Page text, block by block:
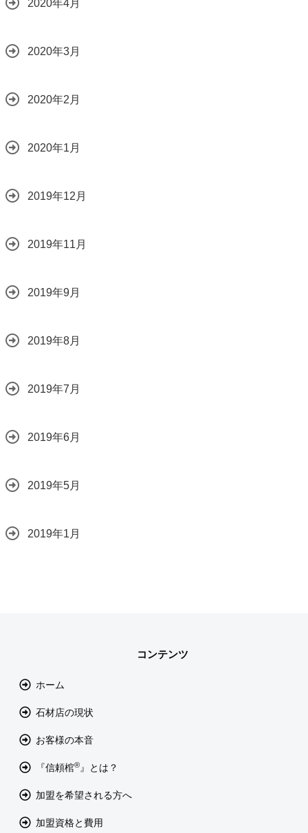
2020年4月
2020年3月
2020年2月
2020年1月
2019年12月
2019年11月
2019年9月
2019年8月
2019年7月
2019年6月
2019年5月
2019年1月
コンテンツ
ホーム
石材店の現状
お客様の本音
『信頼棺® 』とは？
加盟を希望される方へ
加盟資格と費用